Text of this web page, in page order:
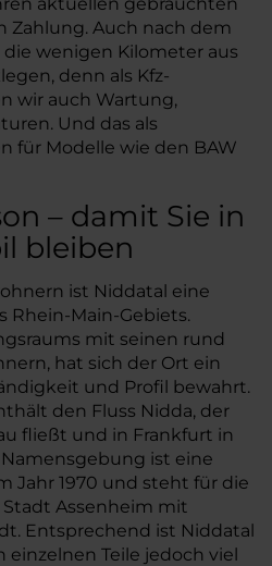
Zahlung. Auch nach dem
wenigen Kilometer aus
denn als Kfz-
wir auch Wartung,
Und das als
für Modelle wie den BAW
– damit Sie in
bleiben
ist Niddatal eine
Rhein-Main-Gebiets.
mit seinen rund
hat sich der Ort ein
und Profil bewahrt.
den Fluss Nidda, der
fließt und in Frankfurt in
ist eine
Jahr 1970 und steht für die
Assenheim mit
Entsprechend ist Niddatal
einzelnen Teile jedoch viel